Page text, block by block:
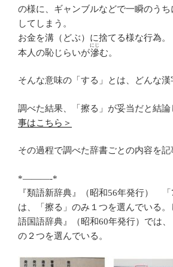
の様に、ギャンブルなどで一瞬のうち
してしまう。
お金を溝（どぶ）に捨てる様な行為
本人の恥じらいが滲
にじ
む。
そんな意味の「する」とは、どんな漢
調べた結果、「擦る」が妥当だと結論
事はこちら＞
その過程で調べた辞書ごとの内容を記
*———-*
『類語新辞典』（昭和56年発行）
は、「擦る」のみ１つを選んでいる
語国語辞典』（昭和60年発行）では、
の２つを選んでいる。